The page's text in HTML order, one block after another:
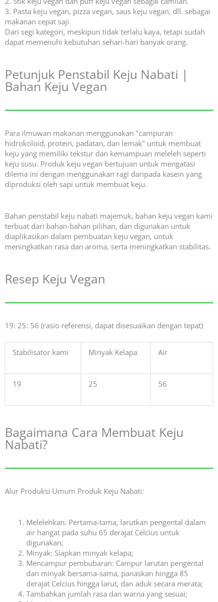
3. Pasta keju vegan, pizza vegan, saus keju vegan, dll. sebagai
makanan cepat saji.
Dari segi kategori, meskipun tidak terlalu kaya, tetapi sudah
dapat memenuhi kebutuhan sehari-hari banyak orang.
Petunjuk Penstabil Keju Nabati |
Bahan Keju Vegan
Para ilmuwan makanan menggunakan "campuran
hidrokoloid, protein, padatan, dan lemak" untuk membuat
keju yang memiliki tekstur dan kemampuan meleleh seperti
keju susu. Produk keju vegan bertujuan untuk mengatasi
dilema ini dengan menggunakan ragi daripada kasein yang
diproduksi oleh sapi untuk membuat keju.
Bahan penstabil keju nabati majemuk, bahan keju vegan kami
terbuat dari bahan-bahan pilihan, dan digunakan untuk
diaplikasikan dalam pembuatan keju vegan, untuk
meningkatkan rasa dan aroma, serta meningkatkan stabilitas.
Resep Keju Vegan
19: 25: 56 (rasio referensi, dapat disesuaikan dengan tepat)
Stabilisator kami Minyak Kelapa Air
19 25 56
Bagaimana Cara Membuat Keju
Nabati?
Alur Produksi Umum Produk Keju Nabati:
Melelehkan: Pertama-tama, larutkan pengental dalam
air hangat pada suhu 65 derajat Celcius untuk
digunakan;
Minyak: Siapkan minyak kelapa;
Mencampur pembubaran: Campur larutan pengental
dan minyak bersama-sama, panaskan hingga 85
derajat Celcius hingga larut, dan aduk secara merata;
Tambahkan jumlah rasa dan warna yang sesuai;